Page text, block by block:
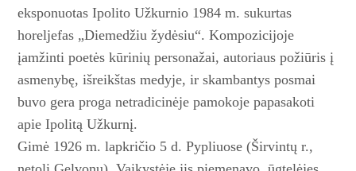
eksponuo­tas Ipolito Užkurnio 1984 m. sukurtas
horeljefas „Diemedžiu žy­dėsiu“. Kompozicijoje
įamžinti poetės kūrinių personažai, autoriaus požiūris į
asmenybę, išreikš­tas medyje, ir skambantys posmai
buvo gera proga netradicinėje pamokoje papasakoti
apie Ipolitą Užkurnį.
Gimė 1926 m. lapkričio 5 d. Pypliuose (Širvintų r.,